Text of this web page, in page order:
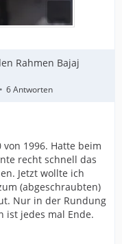
Rahmen Bajaj
6 Antworten
1996. Hatte beim
recht schnell das
Jetzt wollte ich
(abgeschraubten)
Nur in der Rundung
ist jedes mal Ende.